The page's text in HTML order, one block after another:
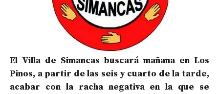
El Villa de Simancas buscará mañana en Los
Pinos, a partir de las seis y cuarto de la tarde,
acabar con la racha negativa en la que se